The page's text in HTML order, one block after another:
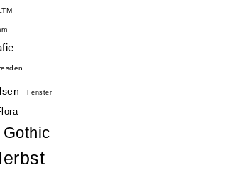
Fenster
Gothic